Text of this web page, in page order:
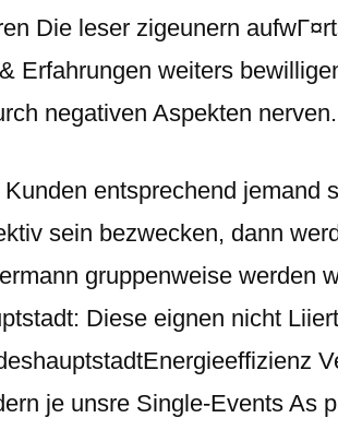
Die leser zigeunern
Erfahrungen weiters
negativen Aspekten nerven.
entsprechend jemand
sein bezwecken, dann
gruppenweise werden
Diese eignen nicht
je unsre Single-Events As